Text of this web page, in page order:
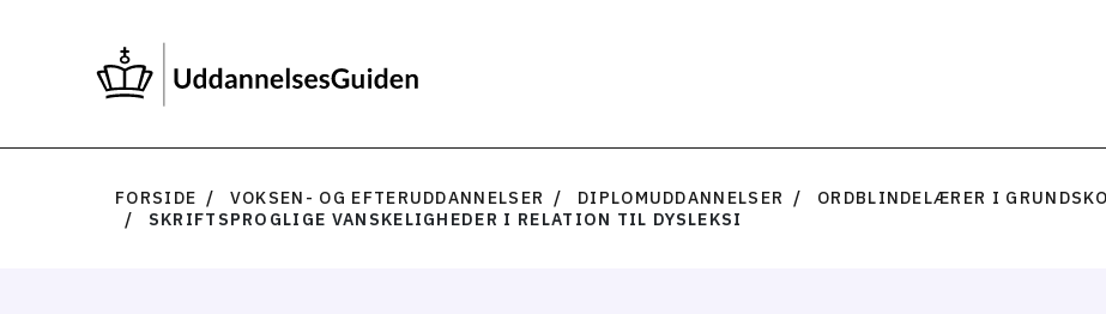
FORSIDE VOKSEN- OG EFTERUDDANNELSER DIPLOMUDDANNELSER
ORDBLINDELÆRER I
SKRIFTSPROGLIGE VANSKELIGHEDER I RELATION TIL DYSLEKSI